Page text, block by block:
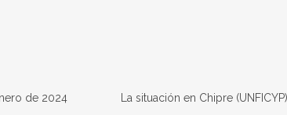
de 2024 La situación en Chipre (UNFICYP)